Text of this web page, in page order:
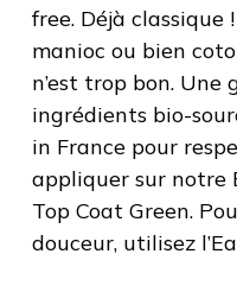
free. Déjà classique
manioc ou bien
n’est trop bon. Une
ingrédients bio-
in France pour
appliquer sur notre
Top Coat Green.
douceur, utilisez